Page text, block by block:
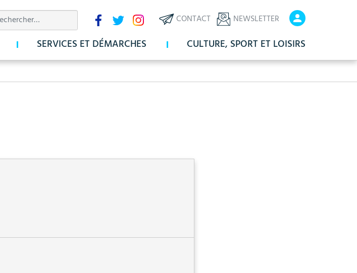
au
contenu
principal
En-
tête
-
En-
tête
Communication
CONTACT NEWSLETTER
Réseaux
sociaux
SERVICES ET DÉMARCHES CULTURE, SPORT ET LOISIRS